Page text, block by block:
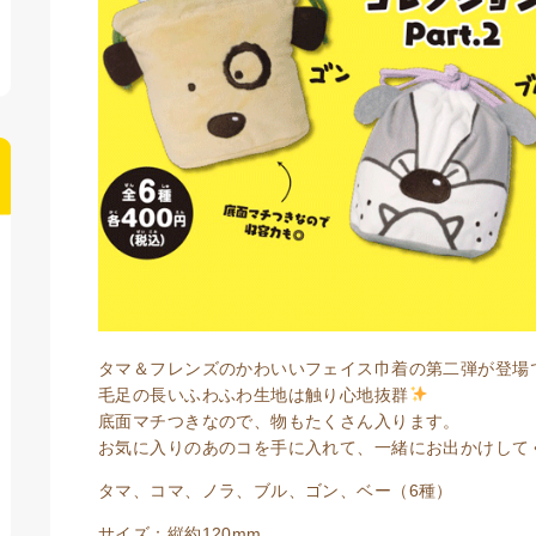
タマ＆フレンズのかわいいフェイス巾着の第二弾が登場
毛足の長いふわふわ生地は触り心地抜群
底面マチつきなので、物もたくさん入ります。
お気に入りのあのコを手に入れて、一緒にお出かけして
タマ、コマ、ノラ、ブル、ゴン、ベー（6種）